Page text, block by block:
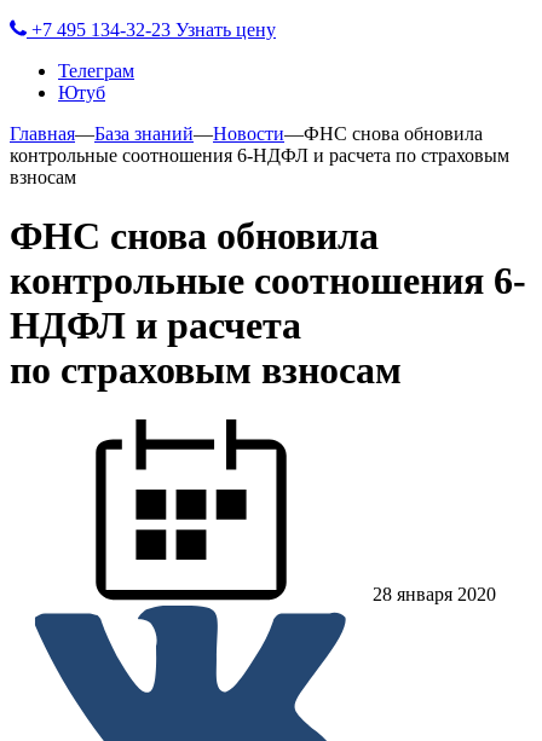
+7 495 134-32-23 Узнать цену
Телеграм
Ютуб
Главная—База знаний—Новости—ФНС снова обновила
контрольные соотношения 6-НДФЛ и расчета по страховым
взносам
ФНС снова обновила
контрольные соотношения 6-
НДФЛ и расчета
по страховым взносам
28 января 2020